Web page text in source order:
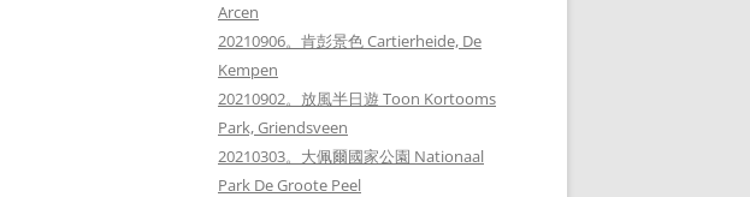
Arcen
20210906。肯彭景色 Cartierheide, De
Kempen
20210902。放風半日遊 Toon Kortooms
Park, Griendsveen
20210303。大佩爾國家公園 Nationaal
Park De Groote Peel